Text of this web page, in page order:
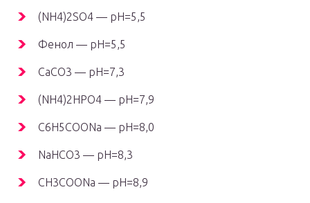
(NH4)2SO4 — pH=5,5
Фенол — pH=5,5
CaCO3 — pH=7,3
(NH4)2HPO4 — pH=7,9
C6H5COONa — pH=8,0
NaHCO3 — pH=8,3
CH3COONa — pH=8,9